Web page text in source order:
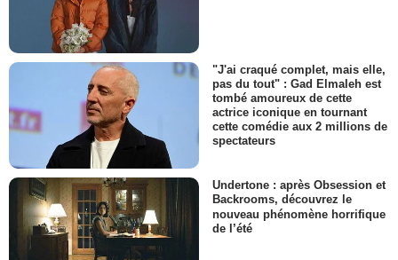
"J'ai craqué complet, mais elle,
pas du tout" : Gad Elmaleh est
tombé amoureux de cette
actrice iconique en tournant
cette comédie aux 2 millions de
spectateurs
Undertone : après Obsession et
Backrooms, découvrez le
nouveau phénomène horrifique
de l’été